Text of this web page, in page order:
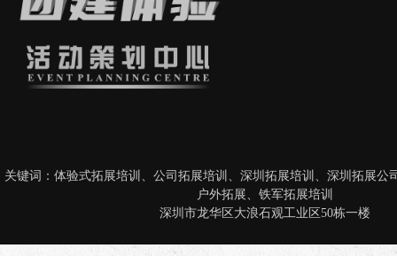
关键词： 体验式拓展培训 公司拓展培训 深圳拓展培训
深圳拓展公
户外拓展
铁军拓展培训
深圳市龙华区大浪石观工业区50栋一楼